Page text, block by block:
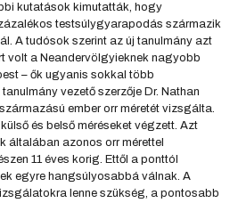
kutatások kimutatták, hogy
testsúlygyarapodás származik
A tudósok szerint az új tanulmány azt
volt a Neandervölgyieknek nagyobb
– ők ugyanis sokkal több
vezető szerzője Dr. Nathan
ember orr méretét vizsgálta.
és belső méréseket végzett. Azt
általában azonos orr mérettel
11 éves korig. Ettől a ponttól
egyre hangsúlyosabbá válnak. A
lenne szükség, a pontosabb